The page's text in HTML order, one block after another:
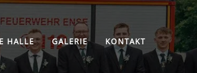
HALLE GALERIE KONTAKT